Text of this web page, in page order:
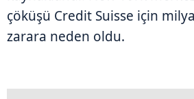
çöküşü Credit Suisse için
zarara neden oldu.